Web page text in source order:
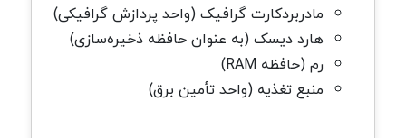
مادربردکارت گرافیک (واحد پردازش گرافیکی)
هارد دیسک (به عنوان حافظه ذخیره‌سازی)
رم (حافظه RAM)
منبع تغذیه (واحد تأمین برق)